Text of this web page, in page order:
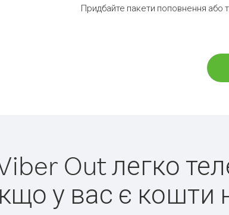
Придбайте пакети поповнення
Viber Out легко
у вас є кошти